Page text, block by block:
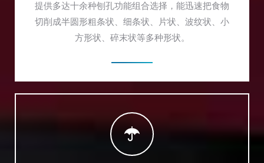
提供多达十余种刨孔功能组合选择，能迅速把食物
切削成半圆形粗条状、细条状、片状、波纹状、小
方形状、碎末状等多种形状。